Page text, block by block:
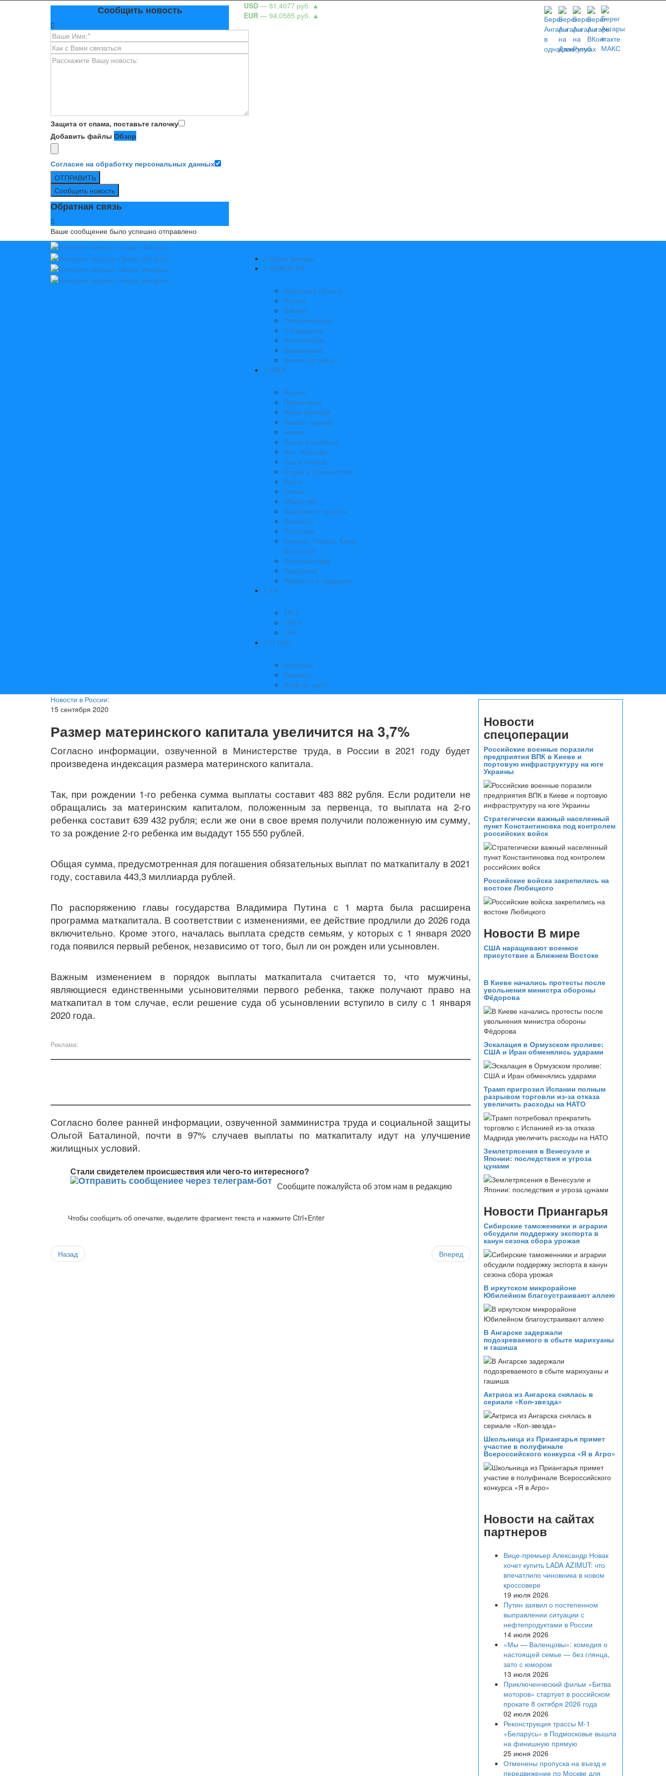
Сообщить новость
Защита от спама, поставьте галочку
Добавить файлы Обзор
Согласие на обработку персональных данных
ОТПРАВИТЬ
Сообщить новость
Обратная связь
Ваше сообщение было успешно отправлено
USD — 81,4077 руб. ▲
EUR — 94,0585 руб. ▲
Берег Ангары
НОВОСТИ
Иркутская область
Россия
В мире
Спецоперация
Медицина
Фотоальбом
Видеоархив
Искать на сайте:
БЛОГ
Россия
Приангарье
Наши земляки
Память народа
Армия
Охота и рыбалка
Лес, природа
Сад и огород
Отдых и путешествия
Кухня
Семья
Общество
Здоровье и красота
Финансы
Политика
Музыка, Театры, Кино,
Искусство
Происшествия
Праздники
Приметы и традиции
TV
ТВ-3
ТНТ4
ТНТ
О НАС
Контакты
Реклама
Вход на сайт!
Новости в России:
15 сентября 2020
Размер материнского капитала увеличится на 3,7%
Согласно информации, озвученной в Министерстве труда, в России в 2021 году будет
произведена индексация размера материнского капитала.
Так, при рождении 1-го ребенка сумма выплаты составит 483 882 рубля. Если родители не
обращались за материнским капиталом, положенным за первенца, то выплата на 2-го
ребенка составит 639 432 рубля; если же они в свое время получили положенную им сумму,
то за рождение 2-го ребенка им выдадут 155 550 рублей.
Общая сумма, предусмотренная для погашения обязательных выплат по маткапиталу в 2021
году, составила 443,3 миллиарда рублей.
По распоряжению главы государства Владимира Путина с 1 марта была расширена
программа маткапитала. В соответствии с изменениями, ее действие продлили до 2026 года
включительно. Кроме этого, началась выплата средств семьям, у которых с 1 января 2020
года появился первый ребенок, независимо от того, был ли он рожден или усыновлен.
Важным изменением в порядок выплаты маткапитала считается то, что мужчины,
являющиеся единственными усыновителями первого ребенка, также получают право на
маткапитал в том случае, если решение суда об усыновлении вступило в силу с 1 января
2020 года.
Реклама:
Согласно более ранней информации, озвученной замминистра труда и социальной защиты
Ольгой Баталиной, почти в 97% случаев выплаты по маткапиталу идут на улучшение
жилищных условий.
Стали свидетелем происшествия или чего-то интересного?
Сообщите пожалуйста об этом нам в редакцию
Чтобы сообщить об опечатке, выделите фрагмент текста и нажмите Ctrl+Enter
Назад Вперед
Новости
спецоперации
Российские военные поразили
предприятия ВПК в Киеве и
портовую инфраструктуру на юге
Украины
Стратегически важный населенный
пункт Константиновка под контролем
российских войск
Российские войска закрепились на
востоке Любицкого
Новости В мире
США наращивают военное
присутствие а Ближнем Востоке
В Киеве начались протесты после
увольнения министра обороны
Фёдорова
Эскалация в Ормузском проливе:
США и Иран обменялись ударами
Трамп пригрозил Испании полным
разрывом торговли из‑за отказа
увеличить расходы на НАТО
Землетрясения в Венесуэле и
Японии: последствия и угроза
цунами
Новости Приангарья
Сибирские таможенники и аграрии
обсудили поддержку экспорта в
канун сезона сбора урожая
В иркутском микрорайоне
Юбилейном благоустраивают аллею
В Ангарске задержали
подозреваемого в сбыте марихуаны
и гашиша
Актриса из Ангарска снялась в
сериале «Коп-звезда»
Школьница из Приангарья примет
участие в полуфинале
Всероссийского конкурса «Я в Агро»
Новости на сайтах
партнеров
Вице‑премьер Александр Новак
хочет купить LADA AZIMUT: что
впечатлило чиновника в новом
кроссовере
19 июля 2026
Путин заявил о постепенном
выправлении ситуации с
нефтепродуктами в России
14 июля 2026
«Мы — Валенцовы»: комедия о
настоящей семье — без глянца,
зато с юмором
13 июля 2026
Приключенческий фильм «Битва
моторов» стартует в российском
прокате 8 октября 2026 года
02 июля 2026
Реконструкция трассы М-1
«Беларусь» в Подмосковье вышла
на финишную прямую
25 июня 2026
Отменены пропуска на въезд и
передвижение по Москве для